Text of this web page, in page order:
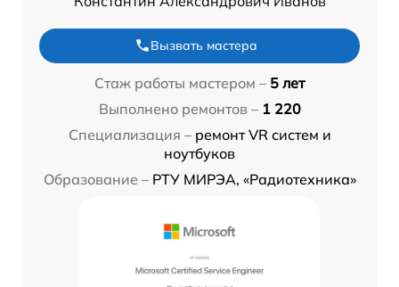
Вызвать мастера
Стаж работы мастером – 5 лет
Выполнено ремонтов – 1 220
Специализация – ремонт VR систем и
ноутбуков
Образование – РТУ МИРЭА, «Радиотехника»